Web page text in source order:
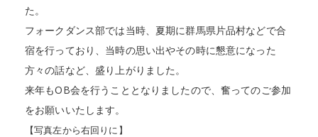
た。
フォークダンス部では当時、夏期に群馬県片品村などで合
宿を行っており、当時の思い出やその時に懇意になった
方々の話など、盛り上がりました。
来年もOB会を行うこととなりましたので、奮ってのご参加
をお願いいたします。
【写真左から右回りに】